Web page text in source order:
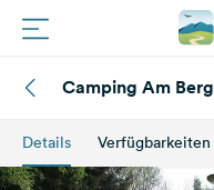
Routen
Plätze
Camping Am Berg
Details Verfügbarkeiten